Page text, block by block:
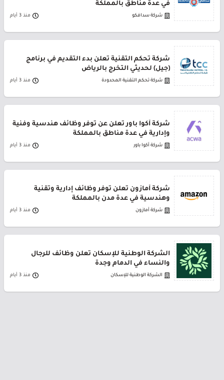
في عدة مناطق بالمملكة
شركة سدافكو منذ 3 أيام
شركة تحكم التقنية تعلن بدء التقديم في برنامج
(جيل) لحديثي التخرج بالرياض
شركة تحكم التقنية المحدودة منذ 3 أيام
شركة أكوا باور تعلن عن توفر وظائف هندسية وفنية
وإدارية في عدة مناطق بالمملكة
شركة أكوا باور منذ 3 أيام
شركة أمازون تعلن توفر وظائف إدارية وتقنية
وهندسية في عدة مدن بالمملكة
شركة أمازون منذ 3 أيام
الشركة الوطنية للإسكان تعلن وظائف للرجال
والنساء في الدمام وجدة
الشركة الوطنية للإسكان منذ 3 أيام